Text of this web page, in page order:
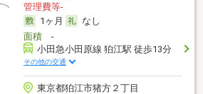
管理費等-
1ヶ月
なし
面積-
小田急小田原線 狛江駅 徒歩13分
その他の交通
東京都狛江市猪方２丁目